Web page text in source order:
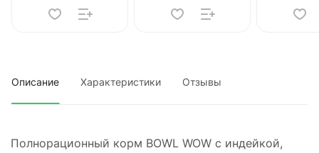
Описание Характеристики Отзывы
Полнорационный корм BOWL WOW с индейкой,